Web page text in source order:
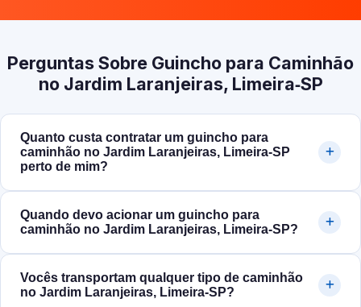
Perguntas Sobre Guincho para Caminhão
no Jardim Laranjeiras, Limeira‑SP
Quanto custa contratar um guincho para
caminhão no Jardim Laranjeiras, Limeira‑SP
perto de mim?
Quando devo acionar um guincho para
caminhão no Jardim Laranjeiras, Limeira‑SP?
Vocês transportam qualquer tipo de caminhão
no Jardim Laranjeiras, Limeira‑SP?